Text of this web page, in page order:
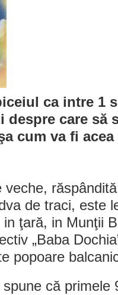
ca intre 1
despre care să
cum va fi
de traci, este
ţară, in Munţii
„Baba
popoare
că primele